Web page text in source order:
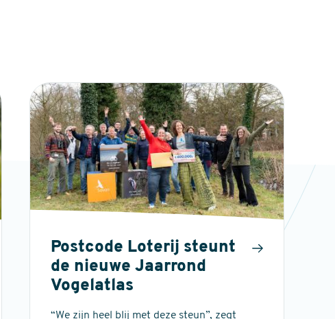
Postcode Loterij steunt
de nieuwe Jaarrond
Vogelatlas
“We zijn heel blij met deze steun”, zegt